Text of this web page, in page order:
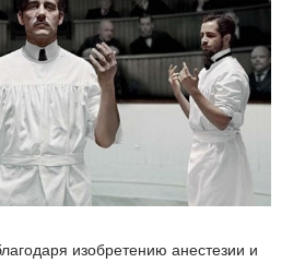
изобретению анестезии и